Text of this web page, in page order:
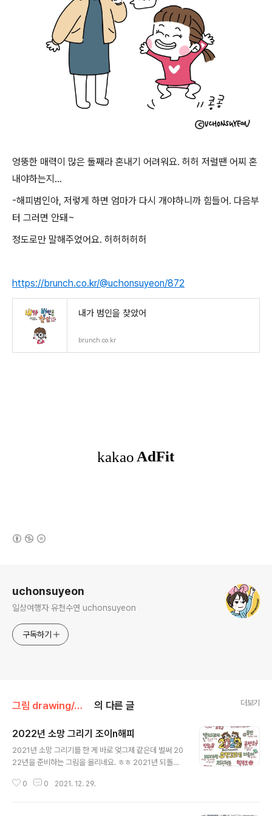
엉뚱한 매력이 많은 둘째라 혼내기 어려워요. 허허 저럴땐 어찌 혼
내야하는지...
-해피범인아, 저렇게 하면 엄마가 다시 개야하니까 힘들어. 다음부
터 그러면 안돼~
정도로만 말해주었어요. 허허허허허
https://brunch.co.kr/@uchonsuyeon/872
내가 범인을 찾았어
brunch.co.kr
uchonsuyeon
일상여행자 유천수연 uchonsuyeon
구독하기
그림 drawing/그림일기 - joy n happy 의 다른 글 더보기
2022년 소망 그리기 조이n해피
2021년 소망 그리기를 한 게 바로 엊그제 같은데 벌써 20
22년을 준비하는 그림을 올리네요. ㅎㅎ 2021년 되돌아
8 2022년 최고의 목표는 건강! 2021년 최고의 충격적인
0 0 2021. 12. 29.